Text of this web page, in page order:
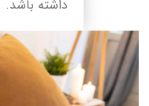
داشته باشد.